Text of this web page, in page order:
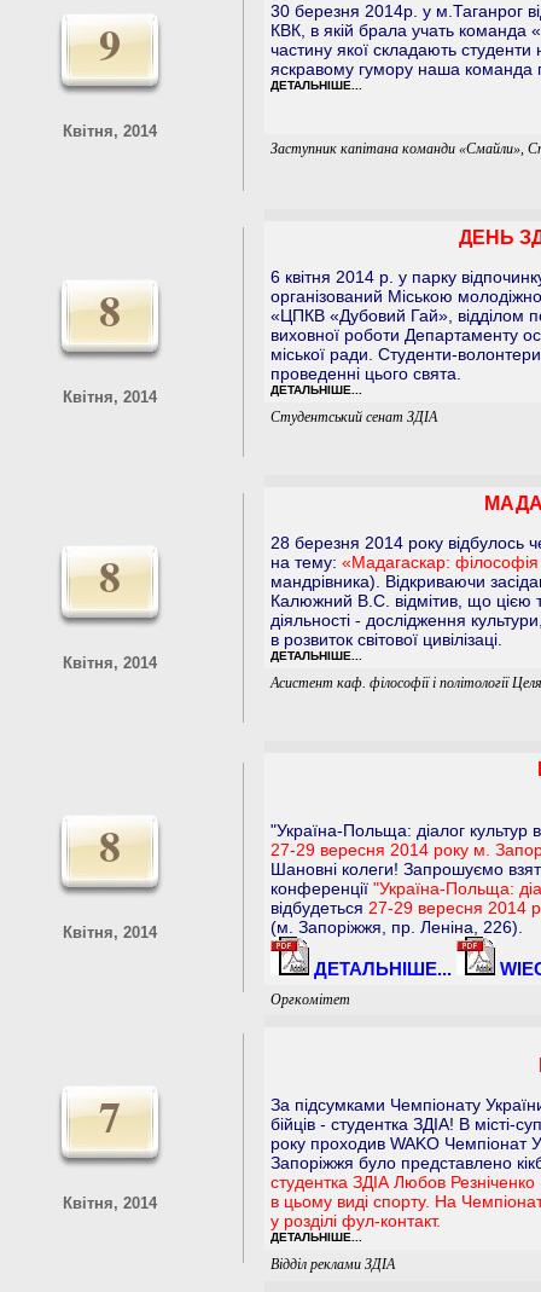
9
Квітня, 2014
30 березня 2014р. у м.Таганрог
КВК, в якій брала учать
частину якої складають
яскравому гумору наша команда
ДЕТАЛЬНІШЕ...
Заступник капітана команди «Смайли»,
8
Квітня, 2014
ДЕНЬ
6 квітня 2014 р. у парку
організований Міською
«ЦПКВ «Дубовий Гай», відділом
виховної роботи Департаменту
міської ради. Студенти-
проведенні цього свята.
ДЕТАЛЬНІШЕ...
Студентський сенат ЗДІА
8
Квітня, 2014
28 березня 2014 року відбулось
на тему: «Мадагаскар: філософія
мандрівника). Відкриваючи
Калюжний В.С. відмітив, що
діяльності - дослідження
в розвиток світової цивілізаці.
ДЕТАЛЬНІШЕ...
Асистент каф. філософії і політології
8
Квітня, 2014
"Україна-Польща: діалог культур в
27-29 вересня 2014 року м.
Шановні колеги! Запрошуємо
конференції "Україна-Польща:
відбудеться 27-29 вересня 2014
(м. Запоріжжя, пр. Леніна, 226).
ДЕТАЛЬНІШЕ...
Оргкомітет
7
Квітня, 2014
За підсумками Чемпіонату
бійців - студентка ЗДІА! В місті-
pоку проходив WAKO Чемпіонат
Запоріжжя було представлено
студентка ЗДІА Любов
в цьому виді спорту. На
у розділі фул-контакт.
ДЕТАЛЬНІШЕ...
Відділ реклами ЗДІА